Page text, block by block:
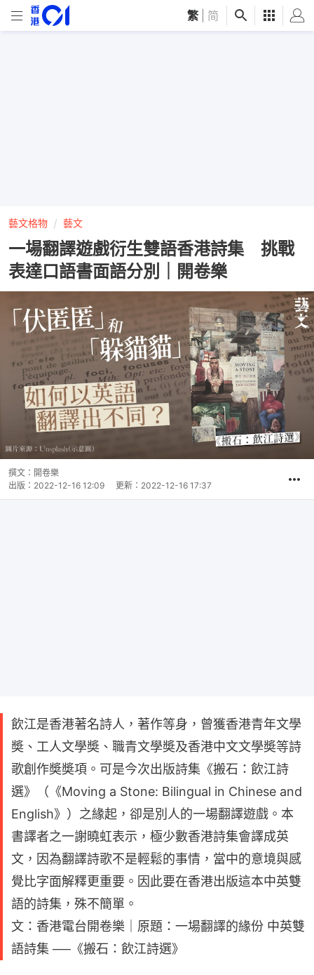
繁 简
藝文格物 藝文
一場翻譯遊戲衍生雙語香港詩集 挑戰
表達口語書面語分別｜開卷樂
撰文： 開卷樂
出版： 2022-12-16 12:09 更新： 2022-12-16 17:37
飲江是香港著名詩人，著作等身，曾獲香港青年文學
奬、工人文學奬、職青文學奬及香港中文文學奬等詩
歌創作奬奬項。可是今次出版詩集《搬石：飲江詩
選》（《Moving a Stone: Bilingual in Chinese and
English》）之緣起，卻是別人的一場翻譯遊戲。本
書譯者之一謝曉虹表示，極少數香港詩集會譯成英
文，因為翻譯詩歌不是輕鬆的事情，當中的意境與感
覺比字面解釋更重要。因此要在香港出版這本中英雙
語的詩集，殊不簡單。
文：香港電台開卷樂｜原題：一場翻譯的緣份 中英雙
語詩集 ──《搬石：飲江詩選》